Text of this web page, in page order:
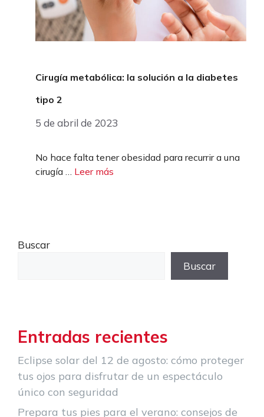
Cirugía metabólica: la solución a la diabetes
tipo 2
5 de abril de 2023
No hace falta tener obesidad para recurrir a una
cirugía … Leer más
Buscar
Buscar
Entradas recientes
Eclipse solar del 12 de agosto: cómo proteger
tus ojos para disfrutar de un espectáculo
único con seguridad
Prepara tus pies para el verano: consejos de